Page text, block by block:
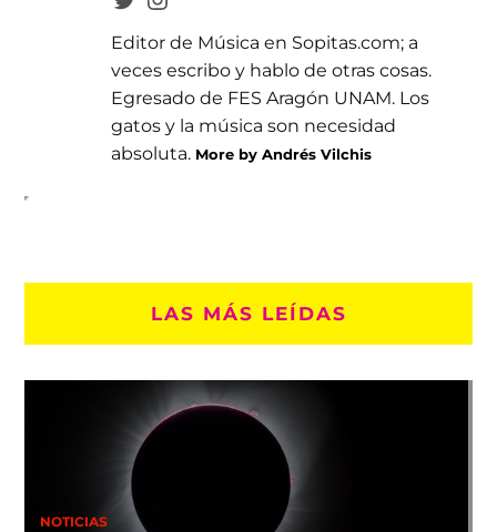
Editor de Música en Sopitas.com; a
veces escribo y hablo de otras cosas.
Egresado de FES Aragón UNAM. Los
gatos y la música son necesidad
absoluta. More by Andrés Vilchis
LAS MÁS LEÍDAS
NOTICIAS